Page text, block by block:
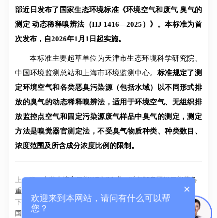
部近日发布了国家生态环境标准《环境空气和废气 臭气的
测定 动态稀释嗅辨法（HJ 1416—2025）》。本标准为首
次发布，自2026年1月1日起实施。
本标准主要起草单位为天津市生态环境科学研究院、
中国环境监测总站和上海市环境监测中心。 标准规定了测
定环境空气和各类恶臭污染源（包括水域）以不同形式排
放的臭气的动态稀释嗅辨法， 适用于环境空气、无组织排
放监控点空气和固定污染源废气样品中臭气的测定，测定
方法是嗅觉器官测定法，不受臭气物质种类、种类数目、
浓度范围及所含成分浓度比例的限制。
上一篇：
内蒙古培育氢能“链主”企业，呼包鄂乌晋级氢能装备
重点区
下一篇：中嘉微视获近亿元A轮融资，加速半导体量/检测设备
国产化进程！
×
欢迎来到本网站，请问有什么可以帮
您？